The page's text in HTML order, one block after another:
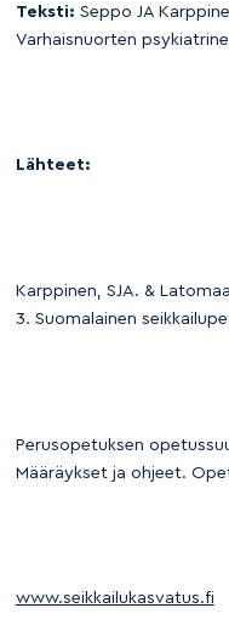
Teksti: Seppo JA
Varhaisnuorten
Lähteet:
Karppinen, SJA. &
3. Suomalainen
Perusopetuksen
Määräykset ja ohjeet.
www.seikkailukasvatus.fi